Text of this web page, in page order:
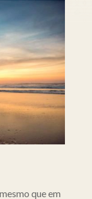
que em